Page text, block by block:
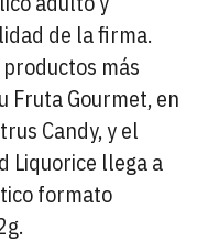
de la firma.
más
Fruta Gourmet, en
Candy, y el
Liquorice llega a
formato